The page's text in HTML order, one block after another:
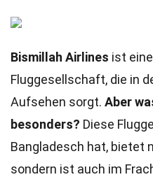
Bismillah Airlines ist
Fluggesellschaft, die in
Aufsehen sorgt. Aber
besonders? Diese
Bangladesch hat, bietet
sondern ist auch im